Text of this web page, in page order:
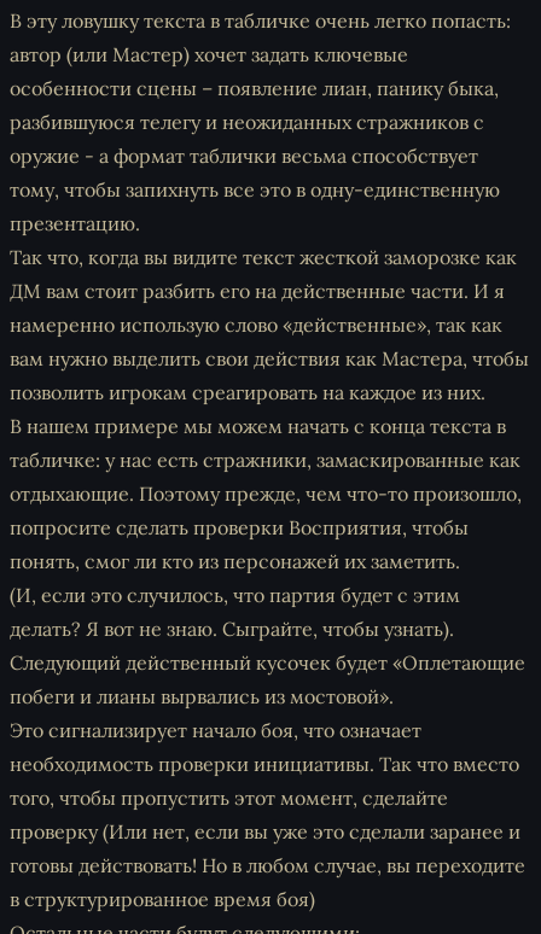
В эту ловушку текста в табличке очень легко попасть:
автор (или Мастер) хочет задать ключевые
особенности сцены – появление лиан, панику быка,
разбившуюся телегу и неожиданных стражников с
оружие - а формат таблички весьма способствует
тому, чтобы запихнуть все это в одну-единственную
презентацию.
Так что, когда вы видите текст жесткой заморозке как
ДМ вам стоит разбить его на действенные части. И я
намеренно использую слово «действенные», так как
вам нужно выделить свои действия как Мастера, чтобы
позволить игрокам среагировать на каждое из них.
В нашем примере мы можем начать с конца текста в
табличке: у нас есть стражники, замаскированные как
отдыхающие. Поэтому прежде, чем что-то произошло,
попросите сделать проверки Восприятия, чтобы
понять, смог ли кто из персонажей их заметить.
(И, если это случилось, что партия будет с этим
делать? Я вот не знаю. Сыграйте, чтобы узнать).
Следующий действенный кусочек будет «Оплетающие
побеги и лианы вырвались из мостовой».
Это сигнализирует начало боя, что означает
необходимость проверки инициативы. Так что вместо
того, чтобы пропустить этот момент, сделайте
проверку (Или нет, если вы уже это сделали заранее и
готовы действовать! Но в любом случае, вы переходите
в структурированное время боя)